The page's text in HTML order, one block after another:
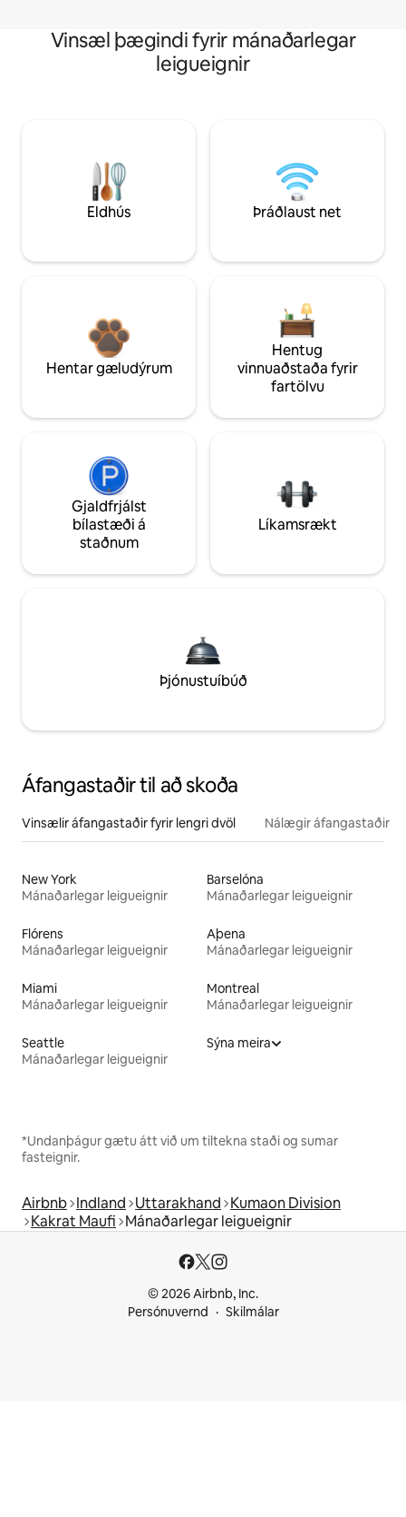
Vinsæl þægindi fyrir mánaðarlegar
leigueignir
Eldhús Þráðlaust net
Hentar gæludýrum
Hentug
vinnuaðstaða fyrir
fartölvu
Gjaldfrjálst
bílastæði á
staðnum
Líkamsrækt
Þjónustuíbúð
Áfangastaðir til að skoða
Vinsælir áfangastaðir fyrir lengri dvöl Nálægir áfangastaðir
New York
Mánaðarlegar leigueignir
Barselóna
Mánaðarlegar leigueignir
Flórens
Mánaðarlegar leigueignir
Aþena
Mánaðarlegar leigueignir
Miami
Mánaðarlegar leigueignir
Montreal
Mánaðarlegar leigueignir
Seattle
Mánaðarlegar leigueignir
Sýna meira
*Undanþágur gætu átt við um tiltekna staði og sumar
fasteignir.
Airbnb Indland Uttarakhand Kumaon Division
Kakrat Maufi Mánaðarlegar leigueignir
© 2026 Airbnb, Inc.
Persónuvernd
Skilmálar